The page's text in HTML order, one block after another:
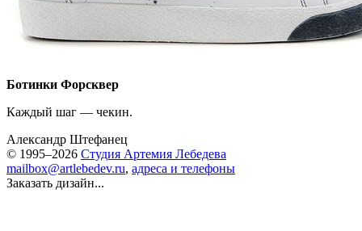
Ботинки Форсквер
Каждый шаг — чекин.
Александр Штефанец
© 1995–2026 Студия Артемия Лебедева
mailbox@artlebedev.ru, адреса и телефоны
Заказать дизайн...